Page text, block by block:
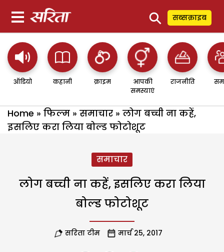
⚲ सब्सक्राइब
ऑडियो कहानी क्राइम
आपकी
समस्याएं
राजनीति
Home » फिल्म » समाचार » लोग बच्ची ना कहें,
इसलिए करा लिया बोल्ड फोटोशूट
समाचार
लोग बच्ची ना कहें, इसलिए करा लिया
बोल्ड फोटोशूट
सरिता टीम मार्च 25, 2017